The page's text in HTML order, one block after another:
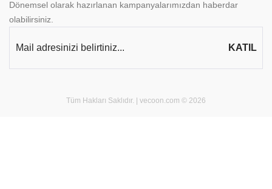
Dönemsel olarak hazırlanan kampanyalarımızdan haberdar
olabilirsiniz.
Tüm Hakları Saklıdır. | vecoon.com © 2026